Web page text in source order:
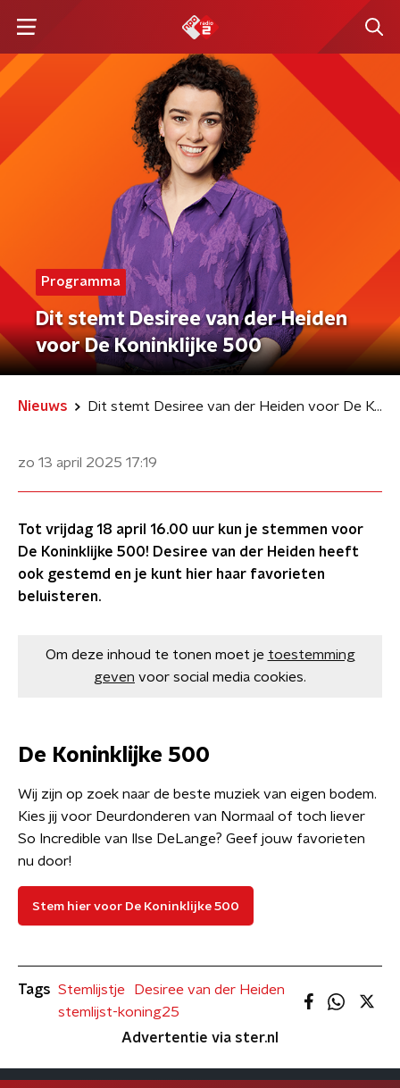
Programma
Dit stemt Desiree van der Heiden
voor De Koninklijke 500
Nieuws Dit stemt Desiree van der Heiden voor De Koninklijke 500
zo 13 april 2025 17:19
Tot vrijdag 18 april 16.00 uur kun je stemmen voor
De Koninklijke 500! Desiree van der Heiden heeft
ook gestemd en je kunt hier haar favorieten
beluisteren.
Om deze inhoud te tonen moet je toestemming
geven voor social media cookies.
De Koninklijke 500
Wij zijn op zoek naar de beste muziek van eigen bodem.
Kies jij voor Deurdonderen van Normaal of toch liever
So Incredible van Ilse DeLange? Geef jouw favorieten
nu door!
Stem hier voor De Koninklijke 500
Tags Stemlijstje
Desiree van der Heiden
stemlijst-koning25
Advertentie via ster.nl